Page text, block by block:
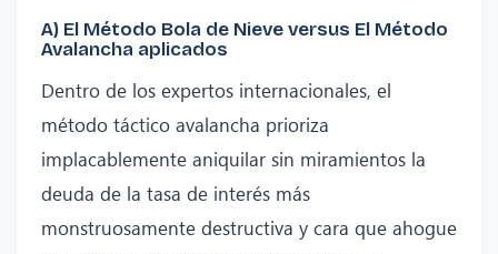
A) El Método Bola de Nieve versus El Método
Avalancha aplicados
Dentro de los expertos internacionales, el
método táctico avalancha prioriza
implacablemente aniquilar sin miramientos la
deuda de la tasa de interés más
monstruosamente destructiva y cara que ahogue